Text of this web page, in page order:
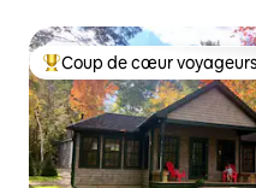
Coup de cœur voyageurs
Coup de cœur voyageurs